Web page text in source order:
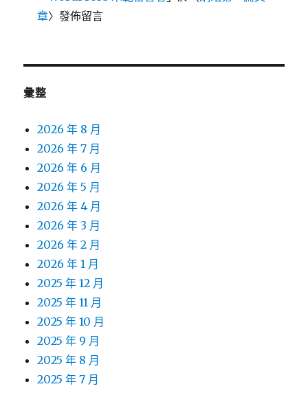
章〉發佈留言
彙整
2026 年 8 月
2026 年 7 月
2026 年 6 月
2026 年 5 月
2026 年 4 月
2026 年 3 月
2026 年 2 月
2026 年 1 月
2025 年 12 月
2025 年 11 月
2025 年 10 月
2025 年 9 月
2025 年 8 月
2025 年 7 月